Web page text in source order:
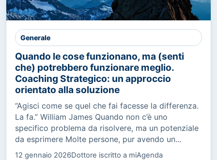
Generale
Quando le cose funzionano, ma (senti
che) potrebbero funzionare meglio.
Coaching Strategico: un approccio
orientato alla soluzione
“Agisci come se quel che fai facesse la differenza.
La fa.” William James Quando non c’è uno
specifico problema da risolvere, ma un potenziale
da esprimere Molte persone, pur avendo un...
12 gennaio 2026Dottore iscritto a miAgenda